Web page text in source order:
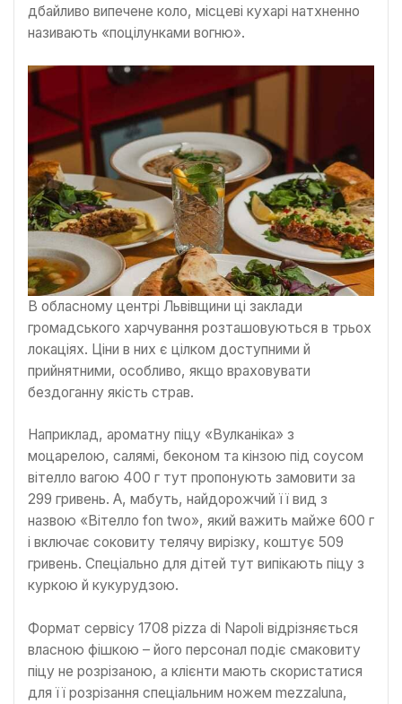
дбайливо випечене коло, місцеві кухарі натхненно
називають «поцілунками вогню».
В обласному центрі Львівщини ці заклади
громадського харчування розташовуються в трьох
локаціях. Ціни в них є цілком доступними й
прийнятними, особливо, якщо враховувати
бездоганну якість страв.
Наприклад, ароматну піцу «Вулканіка» з
моцарелою, салямі, беконом та кінзою під соусом
вітелло вагою 400 г тут пропонують замовити за
299 гривень. А, мабуть, найдорожчий її вид з
назвою «Вітелло fon two», який важить майже 600 г
і включає соковиту телячу вирізку, коштує 509
гривень. Спеціально для дітей тут випікають піцу з
куркою й кукурудзою.
Формат сервісу 1708 pizza di Napoli відрізняється
власною фішкою – його персонал подіє смаковиту
піцу не розрізаною, а клієнти мають скористатися
для її розрізання спеціальним ножем mezzaluna,